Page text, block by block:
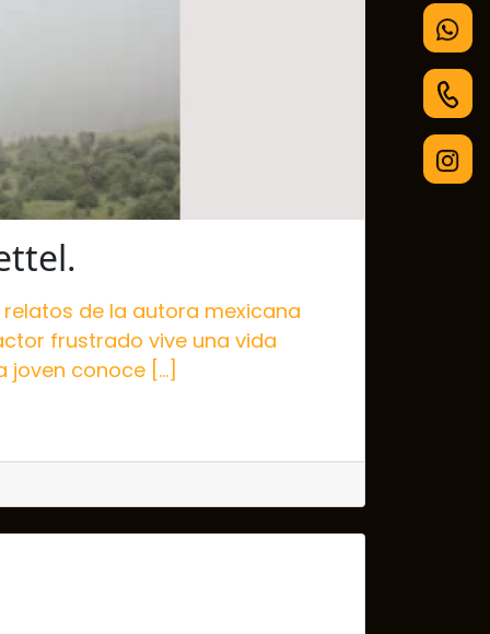
de la autora mexicana
frustrado vive una vida
joven conoce […]